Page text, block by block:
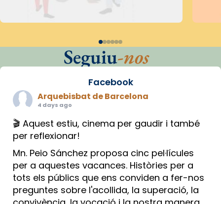
Seguiu-nos
Facebook
Arquebisbat de Barcelona
4 days ago
🎬 Aquest estiu, cinema per gaudir i també
per reflexionar!
Mn. Peio Sánchez proposa cinc pel·lícules
per a aquestes vacances. Històries per a
tots els públics que ens conviden a fer-nos
preguntes sobre l'acollida, la superació, la